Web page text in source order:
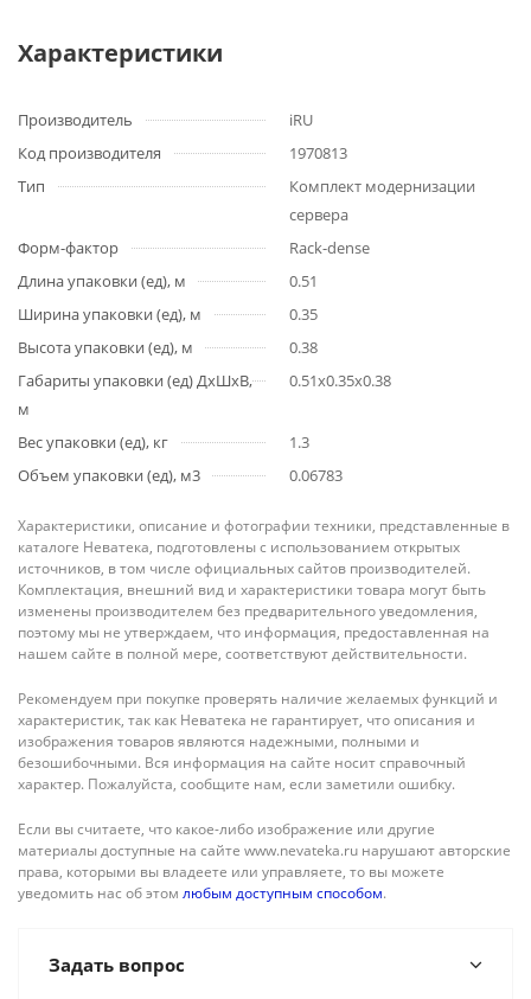
Характеристики
Производитель
iRU
Код производителя
1970813
Тип
Комплект модернизации
сервера
Форм-фактор
Rack-dense
Длина упаковки (ед), м
0.51
Ширина упаковки (ед), м
0.35
Высота упаковки (ед), м
0.38
Габариты упаковки (ед) ДхШхВ,
м
0.51x0.35x0.38
Вес упаковки (ед), кг
1.3
Объем упаковки (ед), м3
0.06783
Характеристики, описание и фотографии техники, представленные в
каталоге Неватека, подготовлены с использованием открытых
источников, в том числе официальных сайтов производителей.
Комплектация, внешний вид и характеристики товара могут быть
изменены производителем без предварительного уведомления,
поэтому мы не утверждаем, что информация, предоставленная на
нашем сайте в полной мере, соответствуют действительности.
Рекомендуем при покупке проверять наличие желаемых функций и
характеристик, так как Неватека не гарантирует, что описания и
изображения товаров являются надежными, полными и
безошибочными. Вся информация на сайте носит справочный
характер. Пожалуйста, сообщите нам, если заметили ошибку.
Если вы считаете, что какое-либо изображение или другие
материалы доступные на сайте www.nevateka.ru нарушают авторские
права, которыми вы владеете или управляете, то вы можете
уведомить нас об этом любым доступным способом.
Задать вопрос